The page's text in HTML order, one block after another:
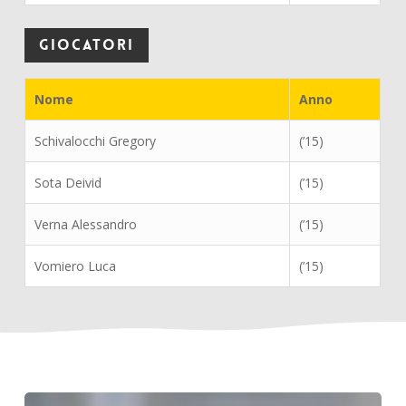
Giocatori
Nome Anno
Schivalocchi Gregory (’15)
Sota Deivid (’15)
Verna Alessandro (’15)
Vomiero Luca (’15)